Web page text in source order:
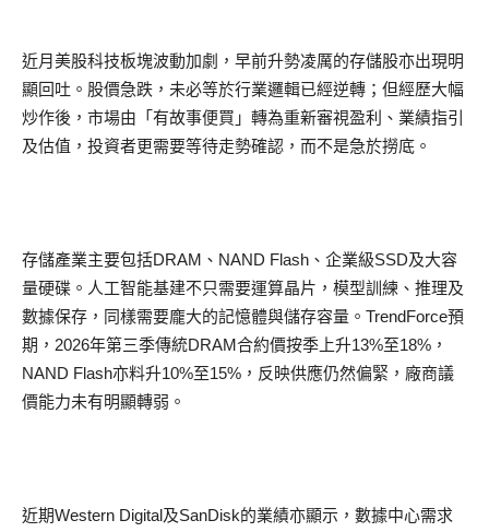
近月美股科技板塊波動加劇，早前升勢凌厲的存儲股亦出現明
顯回吐。股價急跌，未必等於行業邏輯已經逆轉；但經歷大幅
炒作後，市場由「有故事便買」轉為重新審視盈利、業績指引
及估值，投資者更需要等待走勢確認，而不是急於撈底。
存儲產業主要包括DRAM、NAND Flash、企業級SSD及大容
量硬碟。人工智能基建不只需要運算晶片，模型訓練、推理及
數據保存，同樣需要龐大的記憶體與儲存容量。TrendForce預
期，2026年第三季傳統DRAM合約價按季上升13%至18%，
NAND Flash亦料升10%至15%，反映供應仍然偏緊，廠商議
價能力未有明顯轉弱。
近期Western Digital及SanDisk的業績亦顯示，數據中心需求